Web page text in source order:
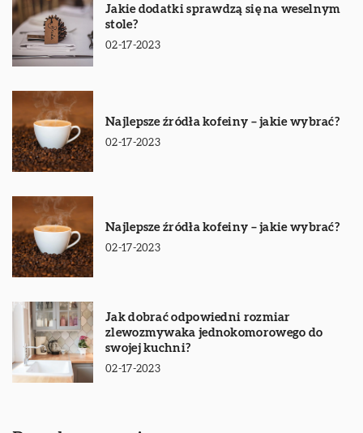
Jakie dodatki sprawdzą się na weselnym
stole?
02-17-2023
Najlepsze źródła kofeiny – jakie wybrać?
02-17-2023
Najlepsze źródła kofeiny – jakie wybrać?
02-17-2023
Jak dobrać odpowiedni rozmiar
zlewozmywaka jednokomorowego do
swojej kuchni?
02-17-2023